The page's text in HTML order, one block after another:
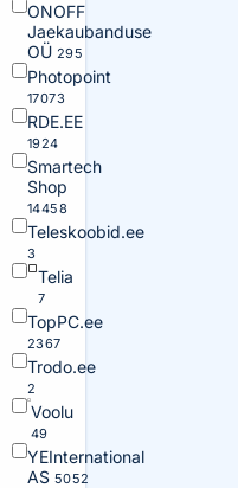
ONOFF
Jaekaubanduse
OÜ 295
Photopoint
17073
RDE.EE
1924
Smartech
Shop
14458
Teleskoobid.ee
3
Telia
7
TopPC.ee
2367
Trodo.ee
2
Voolu
49
YEInternational
AS 5052